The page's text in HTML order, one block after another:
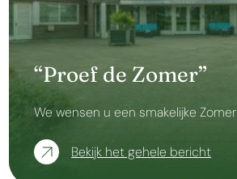
“Proef de Zomer”
We wensen u een smakelijke Zomer
Bekijk het gehele bericht